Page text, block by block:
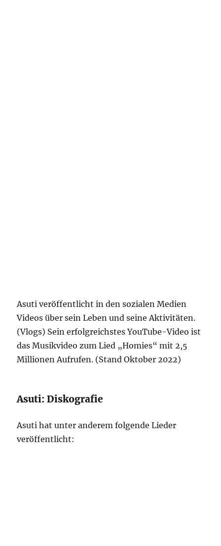
Asuti veröffentlicht in den sozialen Medien
Videos über sein Leben und seine Aktivitäten.
(Vlogs) Sein erfolgreichstes YouTube-Video ist
das Musikvideo zum Lied „Homies“ mit 2,5
Millionen Aufrufen. (Stand Oktober 2022)
Asuti: Diskografie
Asuti hat unter anderem folgende Lieder
veröffentlicht: